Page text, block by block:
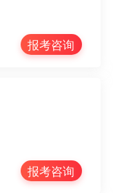
报考咨询
报考咨询